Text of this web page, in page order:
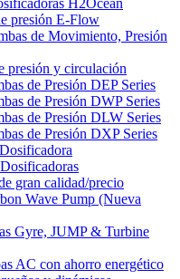
H2Ocean
presión E-Flow
de Movimiento, Presión
presión y circulación
de Presión DEP Series
de Presión DWP Series
de Presión DLW Series
de Presión DXP Series
gran calidad/precio
Wave Pump (Nueva
Gyre, JUMP & Turbine
AC con ahorro energético